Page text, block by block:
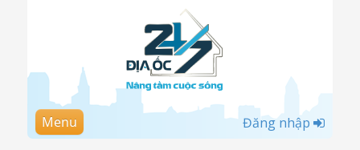
Menu Đăng nhập